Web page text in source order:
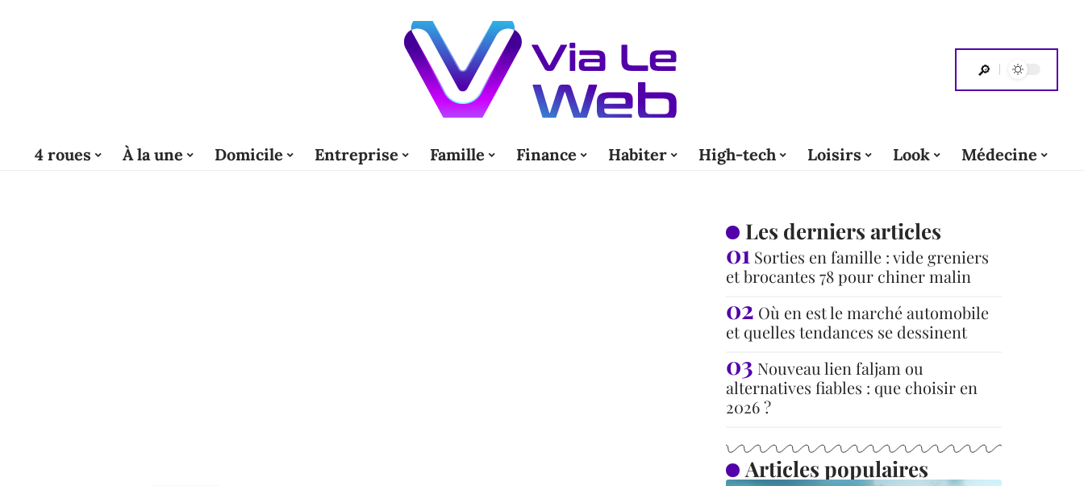
4 roues À la une Domicile Entreprise Famille Finance Habiter High-tech Loisirs Look Médecine
Les derniers articles
Sorties en famille : vide greniers
et brocantes 78 pour chiner malin
Où en est le marché automobile
et quelles tendances se dessinent
Nouveau lien faljam ou
alternatives fiables : que choisir en
2026 ?
Articles populaires